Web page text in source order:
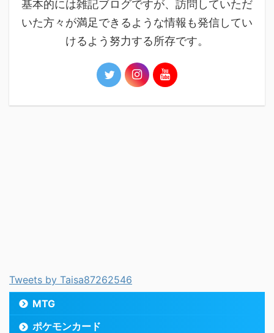
基本的には雑記ブログですが、訪問していただ
いた方々が満足できるような情報も発信してい
けるよう努力する所存です。
Tweets by Taisa87262546
MTG
ポケモンカード